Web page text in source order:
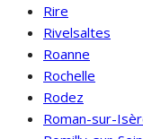
Rire
Rivelsaltes
Roanne
Rochelle
Rodez
Roman-sur-